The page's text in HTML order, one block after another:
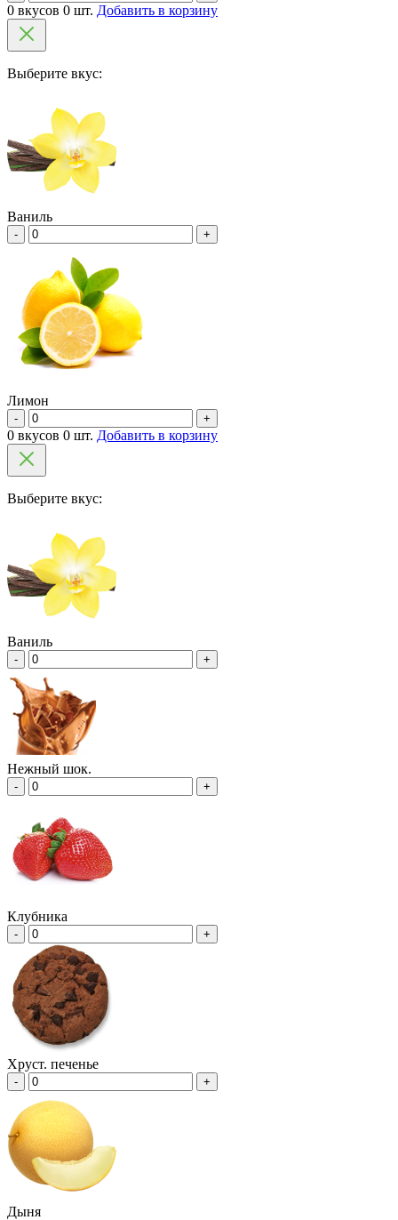
0 вкусов 0 шт. Добавить в корзину
Выберите вкус:
Ваниль
- +
Лимон
- +
0 вкусов 0 шт. Добавить в корзину
Выберите вкус:
Ваниль
- +
Нежный шок.
- +
Клубника
- +
Хруст. печенье
- +
Дыня